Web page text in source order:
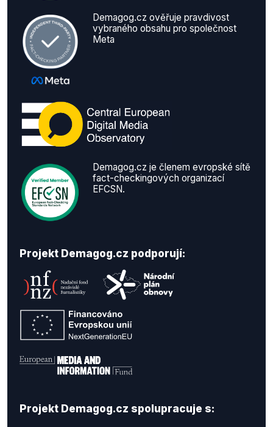
Demagog.cz ověřuje pravdivost
vybraného obsahu pro společnost
Meta
Demagog.cz je členem evropské sítě
fact-checkingových organizací
EFCSN.
Projekt Demagog.cz podporují:
Projekt Demagog.cz spolupracuje s: